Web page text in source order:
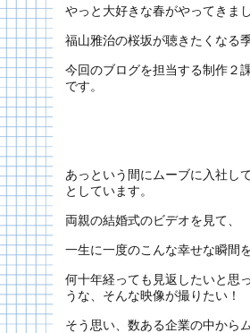
やっと大好きな春がやってきま
福山雅治の桜坂が聴きたくなる
今回のブログを担当する制作２
です。
あっという間にムーブに入社し
としています。
両親の結婚式のビデオを見て、
一生に一度のこんな幸せな瞬間
何十年経っても見返したいと思
うな、そんな映像が撮りたい！
そう思い、数ある企業の中から